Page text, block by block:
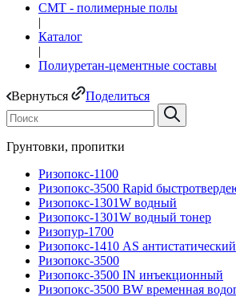
СМТ - полимерные полы
|
Каталог
|
Полиуретан-цементные составы
Вернуться Поделиться
Грунтовки, пропитки
Ризопокс-1100
Ризопокс-3500 Rapid
Ризопокс-1301W водный
Ризопокс-1301W водный тонер
Ризопур-1700
Ризопокс-1410 AS антистатический
Ризопокс-3500
Ризопокс-3500 IN инъекционный
Ризопокс-3500 BW временная